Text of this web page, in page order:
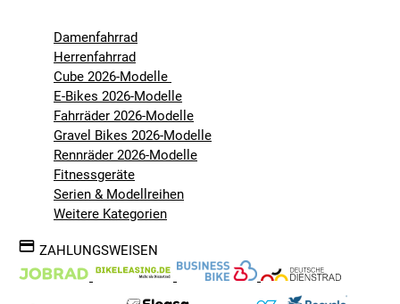
Damenfahrrad
Herrenfahrrad
Cube 2026-Modelle
E-Bikes 2026-Modelle
Fahrräder 2026-Modelle
Gravel Bikes 2026-Modelle
Rennräder 2026-Modelle
Fitnessgeräte
Serien & Modellreihen
Weitere Kategorien
ZAHLUNGSWEISEN